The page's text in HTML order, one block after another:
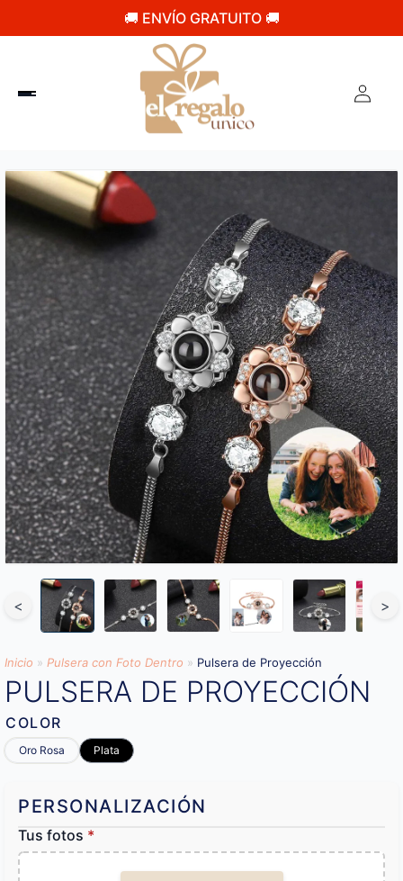
🚚 ENVÍO GRATUITO 🚚
< >
Inicio » Pulsera con Foto Dentro » Pulsera de Proyección
PULSERA DE PROYECCIÓN
COLOR
Oro Rosa Plata
PERSONALIZACIÓN
Tus fotos *